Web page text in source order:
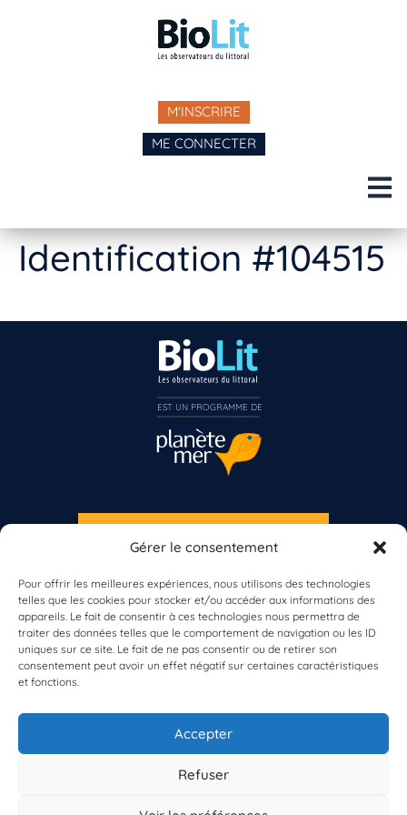
Gérer le consentement
Pour offrir les meilleures expériences, nous utilisons des technologies
telles que les cookies pour stocker et/ou accéder aux informations des
appareils. Le fait de consentir à ces technologies nous permettra de
traiter des données telles que le comportement de navigation ou les ID
uniques sur ce site. Le fait de ne pas consentir ou de retirer son
consentement peut avoir un effet négatif sur certaines caractéristiques
et fonctions.
Accepter
Refuser
M'INSCRIRE
ME CONNECTER
Identification #104515
À propos de BioLit
Vos données d'observation
Ressources
Résultats du programme
Contacts
S'INSCRIRE À LA NEWSLETTER
Vous n’êtes pas encore inscrit à Biolit ?